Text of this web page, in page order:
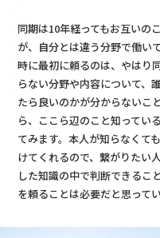
同期は10年経ってもお互いの
が、自分とは違う分野で働い
時に最初に頼るのは、やはり
らない分野や内容について、
たら良いのかが分からないこ
ら、ここら辺のこと知ってい
てみます。本人が知らなくて
けてくれるので、繋がりたい
した知識の中で判断できるこ
を頼ることは必要だと思ってい